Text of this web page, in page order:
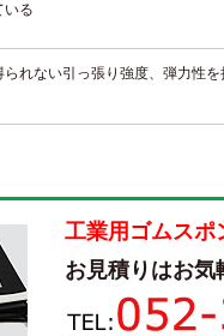
いる
られない引っ張り強度、弾力性を
工業用ゴムスポ
お見積りはお気